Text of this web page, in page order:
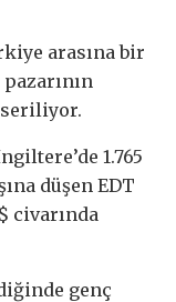
arasına bir
1.765
düşen EDT
civarında
genç